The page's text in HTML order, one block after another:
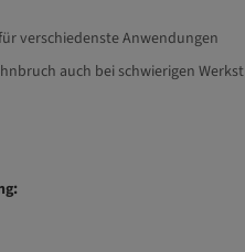
verschiedenste Anwendungen
auch bei schwierigen